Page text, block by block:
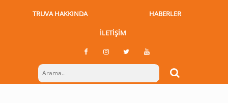
TRUVA HAKKINDA HABERLER
İLETIŞIM